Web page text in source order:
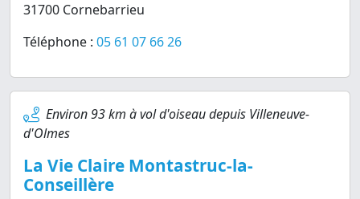
31700 Cornebarrieu
Téléphone : 05 61 07 66 26
Environ 93 km à vol d'oiseau depuis Villeneuve-
d'Olmes
La Vie Claire Montastruc-la-
Conseillère